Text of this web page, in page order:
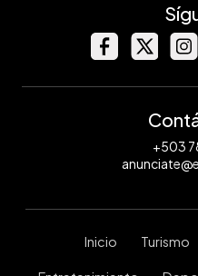
+503
Inicio Turismo